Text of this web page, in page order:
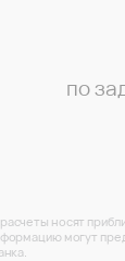
по
носят
могут